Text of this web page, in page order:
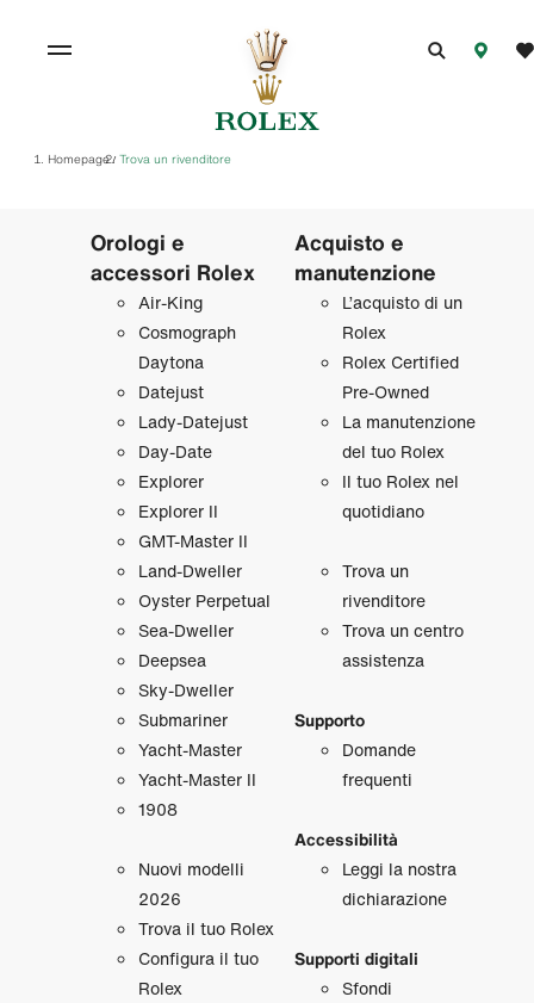
Homepage/ Trova un rivenditore
Orologi e
accessori Rolex
Air‑King
Cosmograph
Daytona
Datejust
Lady‑Datejust
Day‑Date
Explorer
Explorer II
GMT‑Master II
Land‑Dweller
Oyster Perpetual
Sea‑Dweller
Deepsea
Sky‑Dweller
Submariner
Yacht‑Master
Yacht‑Master II
1908
Nuovi modelli
2026
Trova il tuo Rolex
Configura il tuo
Rolex
Acquisto e
manutenzione
L’acquisto di un
Rolex
Rolex Certified
Pre‑Owned
La manutenzione
del tuo Rolex
Il tuo Rolex nel
quotidiano
Trova un
rivenditore
Trova un centro
assistenza
Supporto
Domande
frequenti
Accessibilità
Leggi la nostra
dichiarazione
Supporti digitali
Sfondi